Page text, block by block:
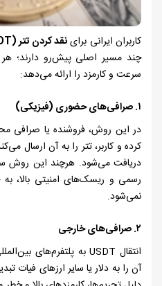
کاربران ایرانی براینقد کردن تتر (
چند مسیر اصلی پیش‌رو دارند؛
سرعت و کارمزد را ارائه می‌دهد:
۱. صرافی‌های حضوری (فیزیکی)
در این روش، فروشنده یا صرافی
کرده و کاربر، تتر را به آن ارسال
دریافت می‌شود. هرچند این روش
رسمی و ریسک‌های امنیتی بالا،
نمی‌شود.
۲. صرافی‌های خارجی
انتقال USDTبه پلتفرم‌های
آن را به دلار یا سایر ارزهای فیات